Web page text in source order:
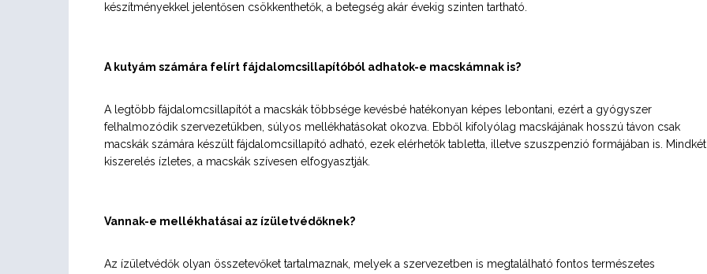
készítményekkel jelentősen csökkenthetők, a betegség akár évekig szinten tartható.
A kutyám számára felírt fájdalomcsillapítóból adhatok-e macskámnak is?
A legtöbb fájdalomcsillapítót a macskák többsége kevésbé hatékonyan képes lebontani, ezért a gyógyszer
felhalmozódik szervezetükben, súlyos mellékhatásokat okozva. Ebből kifolyólag macskájának hosszú távon csak
macskák számára készült fájdalomcsillapító adható, ezek elérhetők tabletta, illetve szuszpenzió formájában is. Mindkét
kiszerelés ízletes, a macskák szívesen elfogyasztják.
Vannak-e mellékhatásai az ízületvédőknek?
Az ízületvédők olyan összetevőket tartalmaznak, melyek a szervezetben is megtalálható fontos természetes